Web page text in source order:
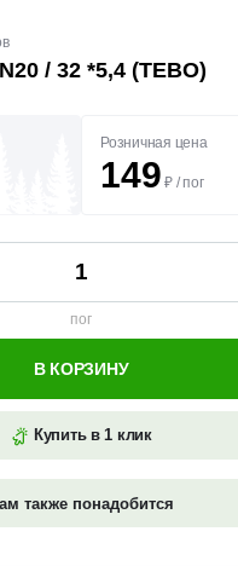
/ 32 *5,4 (TEBO)
Розничная цена
149 ₽ / пог
пог
Купить в 1 клик
также понадобится
В КОРЗИНУ